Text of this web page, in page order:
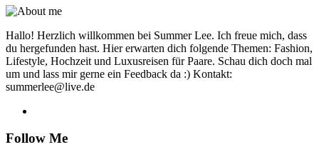
Hallo! Herzlich willkommen bei Summer Lee. Ich freue mich, dass
du hergefunden hast. Hier erwarten dich folgende Themen: Fashion,
Lifestyle, Hochzeit und Luxusreisen für Paare. Schau dich doch mal
um und lass mir gerne ein Feedback da :) Kontakt:
summerlee@live.de
Follow Me